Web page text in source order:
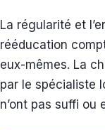
La régularité et
rééducation
eux-mêmes. La
par le spécialiste
n’ont pas suffi ou